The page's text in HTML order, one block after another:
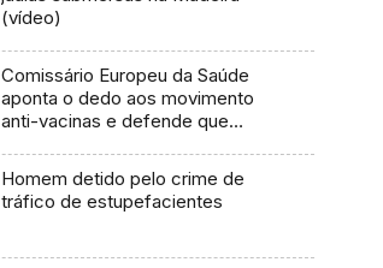
(vídeo)
Comissário Europeu da Saúde
aponta o dedo aos movimento
anti-vacinas e defende que
obrigatórias”
Homem detido pelo crime de
tráfico de estupefacientes